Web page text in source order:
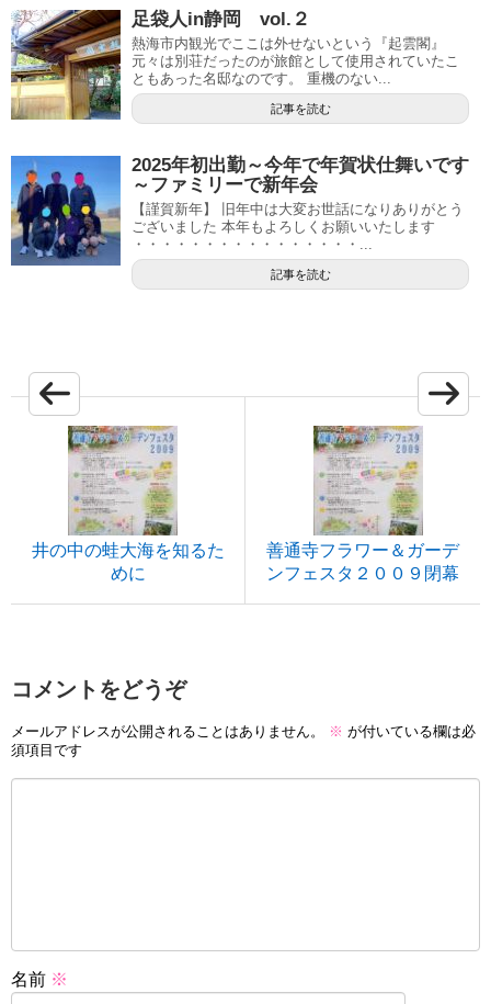
足袋人in静岡 vol.２
熱海市内観光でここは外せないという『起雲閣』
元々は別荘だったのが旅館として使用されていたこ
ともあった名邸なのです。 重機のない...
記事を読む
2025年初出勤～今年で年賀状仕舞いです
～ファミリーで新年会
【謹賀新年】 旧年中は大変お世話になりありがとう
ございました 本年もよろしくお願いいたします
・・・・・・・・・・・・・・・・...
記事を読む
井の中の蛙大海を知るた
めに
善通寺フラワー＆ガーデ
ンフェスタ２００９閉幕
コメントをどうぞ
メールアドレスが公開されることはありません。 ※ が付いている欄は必
須項目です
名前 ※